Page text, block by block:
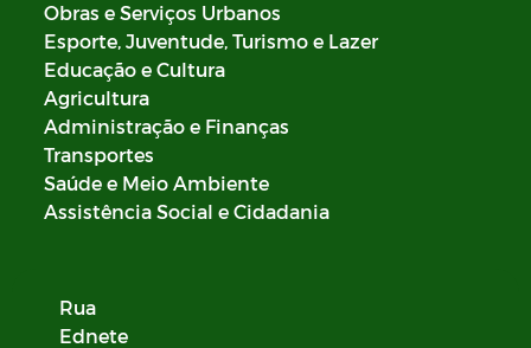
Obras e Serviços Urbanos
Esporte, Juventude, Turismo e Lazer
Educação e Cultura
Agricultura
Administração e Finanças
Transportes
Saúde e Meio Ambiente
Assistência Social e Cidadania
Rua
Ednete